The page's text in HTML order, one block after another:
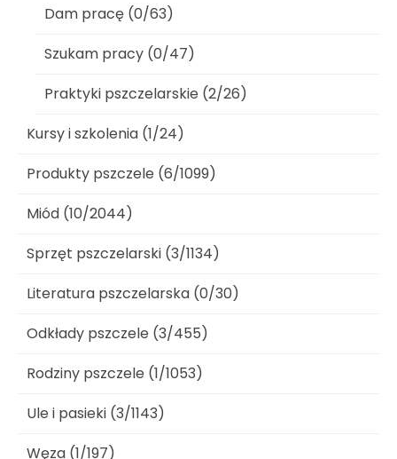
Dam pracę (0/63)
Szukam pracy (0/47)
Praktyki pszczelarskie (2/26)
Kursy i szkolenia (1/24)
Produkty pszczele (6/1099)
Miód (10/2044)
Sprzęt pszczelarski (3/1134)
Literatura pszczelarska (0/30)
Odkłady pszczele (3/455)
Rodziny pszczele (1/1053)
Ule i pasieki (3/1143)
Węza (1/197)